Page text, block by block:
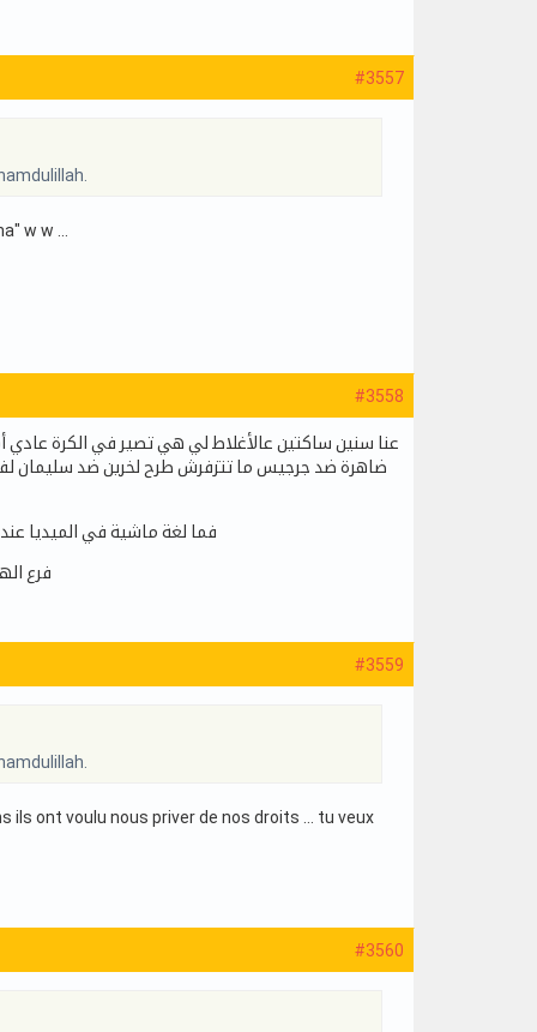
#3557
w w ...
#3558
عنا سنين ساكتين عالأغلاط لي هي تصير في الكرة عادي
ضاهرة ضد جرجيس ما تتزفرش طرح لخرين ضد سليمان
فما لغة ماشية في الميديا
فرع
#3559
ils ont voulu nous priver de nos droits … tu veux
#3560